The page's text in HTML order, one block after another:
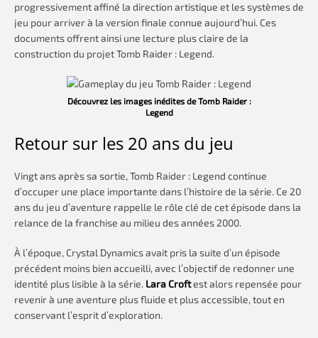
progressivement affiné la direction artistique et les systèmes de
jeu pour arriver à la version finale connue aujourd’hui. Ces
documents offrent ainsi une lecture plus claire de la
construction du projet Tomb Raider : Legend.
Découvrez les images inédites de Tomb Raider :
Legend
Retour sur les 20 ans du jeu
Vingt ans après sa sortie, Tomb Raider : Legend continue
d’occuper une place importante dans l’histoire de la série. Ce 20
ans du jeu d’aventure rappelle le rôle clé de cet épisode dans la
relance de la franchise au milieu des années 2000.
À l’époque, Crystal Dynamics avait pris la suite d’un épisode
précédent moins bien accueilli, avec l’objectif de redonner une
identité plus lisible à la série. Lara Croftest alors repensée pour
revenir à une aventure plus fluide et plus accessible, tout en
conservant l’esprit d’exploration.